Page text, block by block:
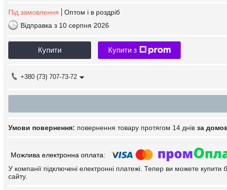
Під замовлення
Оптом і в роздріб
Відправка з 10 серпня 2026
Купити Купити з
+380 (73) 707-73-72
повернення товару протягом 14 днів за
У компанії підключені електронні платежі. Тепер ви можете
сайту.